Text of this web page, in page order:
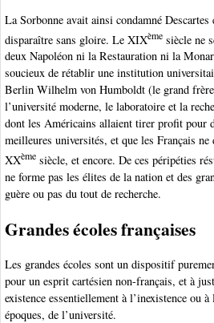
La Sorbonne avait ainsi condamné
disparaître sans gloire. Le XIXème siècle ne
deux Napoléon ni la Restauration ni la
soucieux de rétablir une institution
Berlin Wilhelm von Humboldt (le grand frère
l’université moderne, le laboratoire et la
dont les Américains allaient tirer profit pour
meilleures universités, et que les Français
XXème siècle, et encore. De ces péripéties
ne forme pas les élites de la nation et des
guère ou pas du tout de recherche.
Grandes écoles françaises
Les grandes écoles sont un dispositif
pour un esprit cartésien non-français, et à
existence essentiellement à l’inexistence ou
époques, de l’université.